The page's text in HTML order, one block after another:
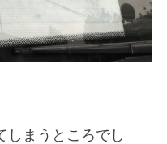
しまうところでし